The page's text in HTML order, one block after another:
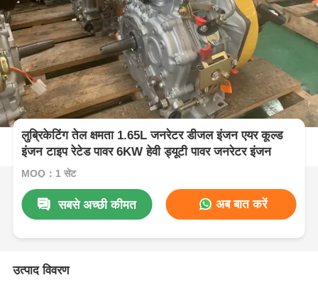
लुब्रिकेटिंग तेल क्षमता 1.65L जनरेटर डीजल इंजन एयर कूल्ड
इंजन टाइप रेटेड पावर 6KW हेवी ड्यूटी पावर जनरेटर इंजन
MOQ：1 सेट
सबसे अच्छी कीमत अब बात करें
उत्पाद विवरण